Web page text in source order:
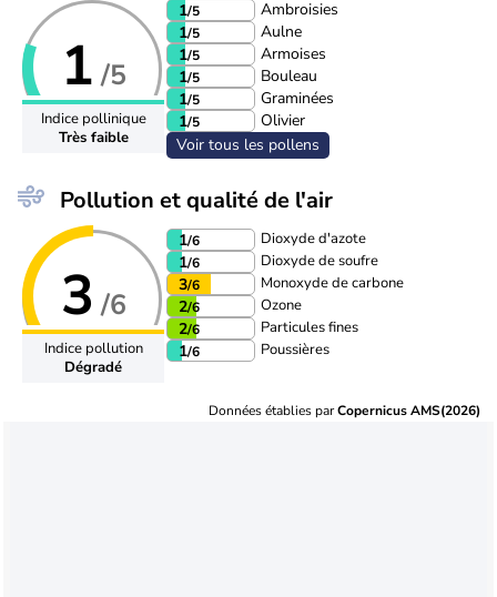
1 /5
Indice pollinique
Très faible
1/5
Ambroisies
1/5
Aulne
1/5
Armoises
1/5
Bouleau
1/5
Graminées
1/5
Olivier
Voir tous les pollens
Pollution et qualité de l'air
3 /6
Indice pollution
Dégradé
1/6 Dioxyde d'azote
1/6 Dioxyde de soufre
3/6 Monoxyde de carbone
2/6 Ozone
2/6 Particules fines
1/6 Poussières
Données établies parCopernicus AMS(2026)